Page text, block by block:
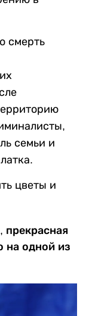
смерть
семьи и
цветы и
прекрасная
на одной из